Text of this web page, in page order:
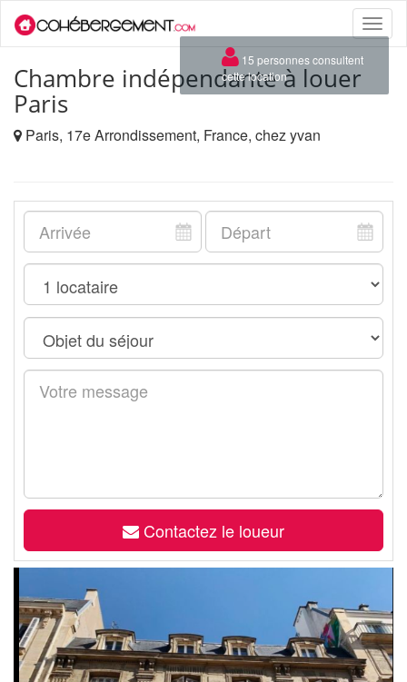
Toggle
Chambre indépendante à louer
Paris
Paris, 17e Arrondissement, France, chez yvan
Contactez le loueur
×
15 personnes consultent
cette location